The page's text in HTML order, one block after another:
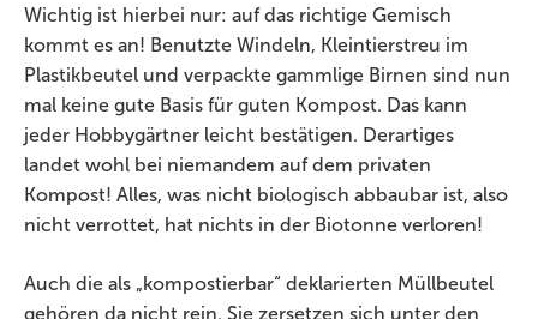
Wichtig ist hierbei nur: auf das richtige Gemisch
kommt es an! Benutzte Windeln, Kleintierstreu im
Plastikbeutel und verpackte gammlige Birnen sind nun
mal keine gute Basis für guten Kompost. Das kann
jeder Hobbygärtner leicht bestätigen. Derartiges
landet wohl bei niemandem auf dem privaten
Kompost! Alles, was nicht biologisch abbaubar ist, also
nicht verrottet, hat nichts in der Biotonne verloren!
Auch die als „kompostierbar“ deklarierten Müllbeutel
gehören da nicht rein. Sie zersetzen sich unter den